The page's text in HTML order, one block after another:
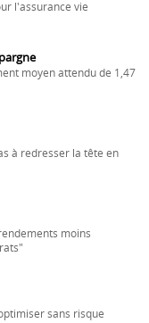
l'assurance vie
moyen attendu de 1,47
à redresser la tête en
moins
sans risque